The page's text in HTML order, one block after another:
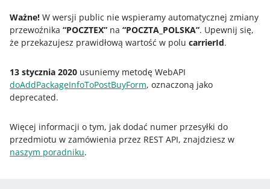
Ważne! W wersji public nie wspieramy automatycznej zmiany
przewoźnika “POCZTEX” na “POCZTA_POLSKA”. Upewnij się,
że przekazujesz prawidłową wartość w polu carrierId.
13 stycznia 2020 usuniemy metodę WebAPI
doAddPackageInfoToPostBuyForm, oznaczoną jako
deprecated.
Więcej informacji o tym, jak dodać numer przesyłki do
przedmiotu w zamówienia przez REST API, znajdziesz w
naszym poradniku.